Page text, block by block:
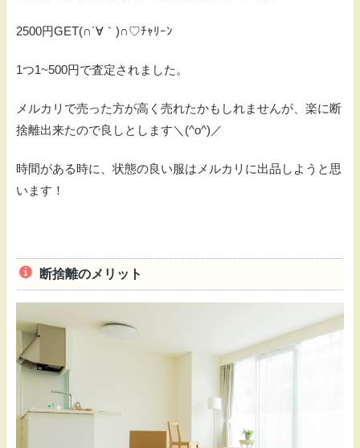
2500円GET(∩´∀｀)∩♡ﾁｬﾘｰﾝ
1つ1~500円で査定されました。
メルカリで売った方が高く売れたかもしれませんが、楽に断
捨離出来たので良しとします＼(^o^)／
時間がある時に、状態の良い服はメルカリに出品しようと思
います！
断捨離のメリット